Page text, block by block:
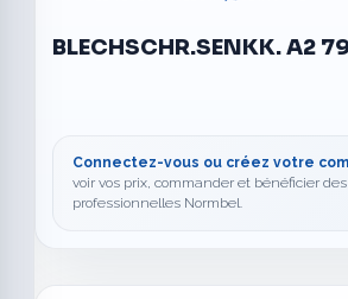
BLECHSCHR.SENKK. A2
Connectez-vous ou créez votre
voir vos prix, commander et bénéficier
professionnelles Normbel.